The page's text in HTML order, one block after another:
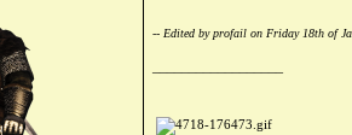
-- Edited by profail on Friday 18th of